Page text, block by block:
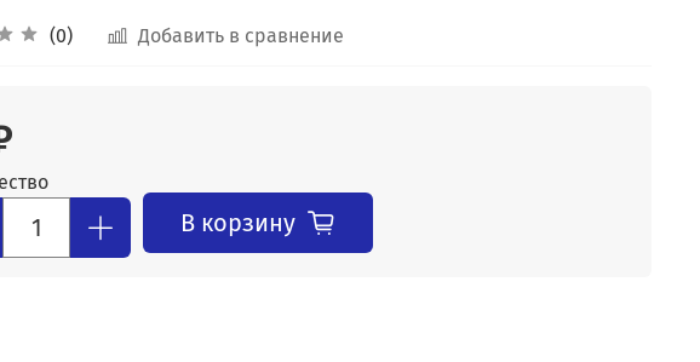
(0) Добавить в сравнение
В корзину